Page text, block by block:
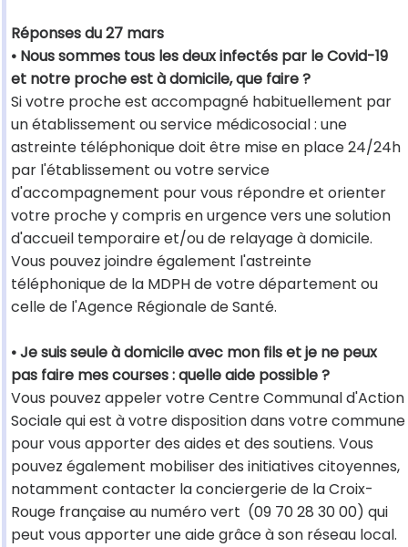
Réponses du 27 mars
• Nous sommes tous les deux infectés par le Covid-19
et notre proche est à domicile, que faire ?
Si votre proche est accompagné habituellement par
un établissement ou service médicosocial : une
astreinte téléphonique doit être mise en place 24/24h
par l'établissement ou votre service
d'accompagnement pour vous répondre et orienter
votre proche y compris en urgence vers une solution
d'accueil temporaire et/ou de relayage à domicile.
Vous pouvez joindre également l'astreinte
téléphonique de la MDPH de votre département ou
celle de l'Agence Régionale de Santé.
• Je suis seule à domicile avec mon fils et je ne peux
pas faire mes courses : quelle aide possible ?
Vous pouvez appeler votre Centre Communal d'Action
Sociale qui est à votre disposition dans votre commune
pour vous apporter des aides et des soutiens. Vous
pouvez également mobiliser des initiatives citoyennes,
notamment contacter la conciergerie de la Croix-
Rouge française au numéro vert (09 70 28 30 00) qui
peut vous apporter une aide grâce à son réseau local.